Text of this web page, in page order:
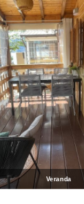
Veranda